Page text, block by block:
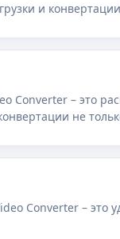
и
бесплатно
не
Converter – это